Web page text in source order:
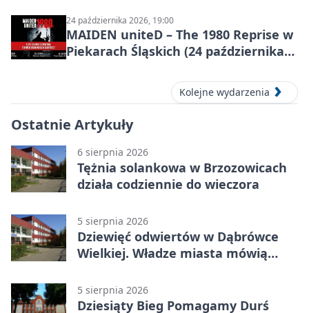
24 października 2026, 19:00
MAIDEN uniteD – The 1980 Reprise w
Piekarach Śląskich (24 października
Kolejne wydarzenia
Ostatnie Artykuły
6 sierpnia 2026
Tężnia solankowa w Brzozowicach
działa codziennie do wieczora
5 sierpnia 2026
Dziewięć odwiertów w Dąbrówce
Wielkiej. Władze miasta mówią
5 sierpnia 2026
Dziesiąty Bieg Pomagamy Durś